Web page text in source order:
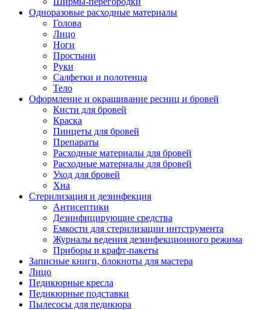
Одноразовые расходные материалы
Голова
Лицо
Ноги
Простыни
Руки
Салфетки и полотенца
Тело
Оформление и окрашивание ресниц и бровей
Кисти для бровей
Краска
Пинцеты для бровей
Препараты
Расходные материалы для бровей
Расходные материалы для бровей
Уход для бровей
Хна
Стерилизация и дезинфекция
Антисептики
Дезинфицирующие средства
Емкости для стерилизации интструмента
Журналы ведения дезинфекционного режима
Приборы и крафт-пакеты
Записные книги, блокноты для мастера
Лицо
Педикюрные кресла
Педикюрные подставки
Пылесосы для педикюра